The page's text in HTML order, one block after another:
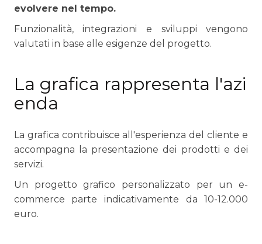
evolvere nel tempo.
Funzionalità, integrazioni e sviluppi vengono
valutati in base alle esigenze del progetto.
La grafica rappresenta l'azi
enda
La grafica contribuisce all'esperienza del cliente e
accompagna la presentazione dei prodotti e dei
servizi.
Un progetto grafico personalizzato per un e-
commerce parte indicativamente da 10-12.000
euro.